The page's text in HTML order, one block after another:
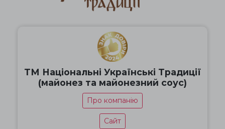
ТМ Національні Українські Традиції
(майонез та майонезний соус)
Про компанію
Сайт